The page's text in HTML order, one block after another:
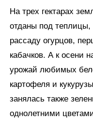
На трех гектарах
отданы под
рассаду огурцов,
кабачков. А к осени
урожай любимых
картофеля и
занялась также
однолетними